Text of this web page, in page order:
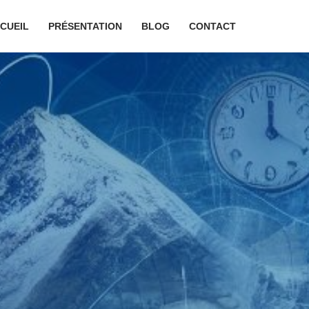
PRÉSENTATION BLOG CONTACT